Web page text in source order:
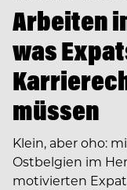
Arbeiten
was
müssen
Klein, aber oho:
Ostbelgien im
motivierten